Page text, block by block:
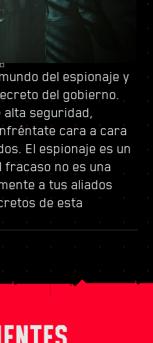
del espionaje y
del gobierno.
seguridad,
cara a cara
El espionaje es un
fracaso no es una
a tus aliados
de esta
una urbe en
controlada por
. Sus estructuras
de secretos y
que estén
de sus muros,
de alta
en juego que nunca.
y conforma un
todas las armas
a tu disposición
fracturado de
astutos
sin escrúpulos
y el poder.